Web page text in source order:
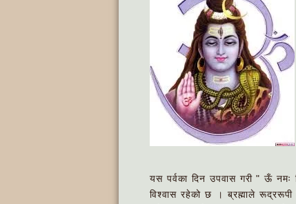
यस पर्वका दिन उपवास गरी " ऊँ नमः
विश्वास रहेको छ । ब्रह्माले रूद्ररूपी